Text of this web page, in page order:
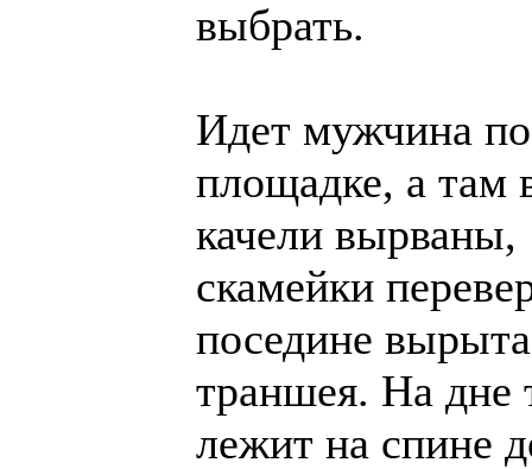
выбрать.
Идет мужчина по
площадке, а там
качели вырваны,
скамейки
поседине
траншея. На дне
лежит на спине